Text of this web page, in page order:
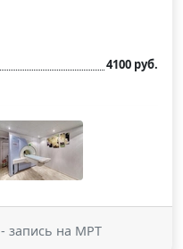
4100 руб.
- запись на МРТ